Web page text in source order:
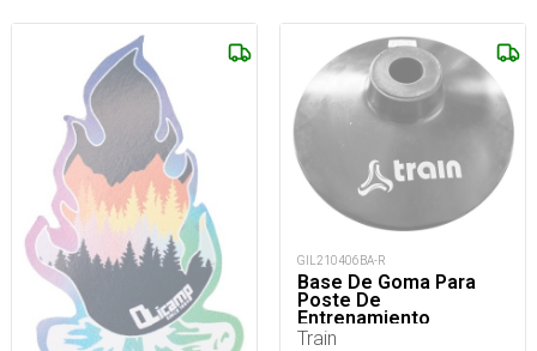
GIL210406BA-R
Base De Goma Para
Poste De
Entrenamiento
Train